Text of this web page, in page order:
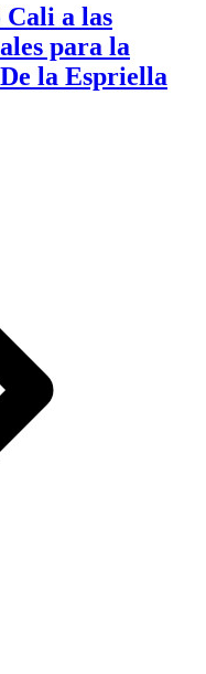
Cali a las
para la
la Espriella